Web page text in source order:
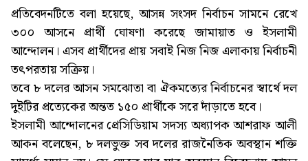
প্রতিবেদনটিতে বলা হয়েছে, আসন্ন সংসদ নির্বাচন সামনে রেখে
৩০০ আসনে প্রার্থী ঘোষণা করেছে জামায়াত ও ইসলামী
আন্দোলন। এসব প্রার্থীদের প্রায় সবাই নিজ নিজ এলাকায় নির্বাচনী
তৎপরতায় সক্রিয়।
তবে ৮ দলের আসন সমঝোতা বা ঐকমত্যের নির্বাচনের স্বার্থে দল
দুইটির প্রত্যেকের অন্তত ১৫০ প্রার্থীকে সরে দাঁড়াতে হবে।
ইসলামী আন্দোলনের প্রেসিডিয়াম সদস্য অধ্যাপক আশরাফ আলী
আকন বলেছেন, ৮ দলভুক্ত সব দলের রাজনৈতিক অবস্থান শক্তি